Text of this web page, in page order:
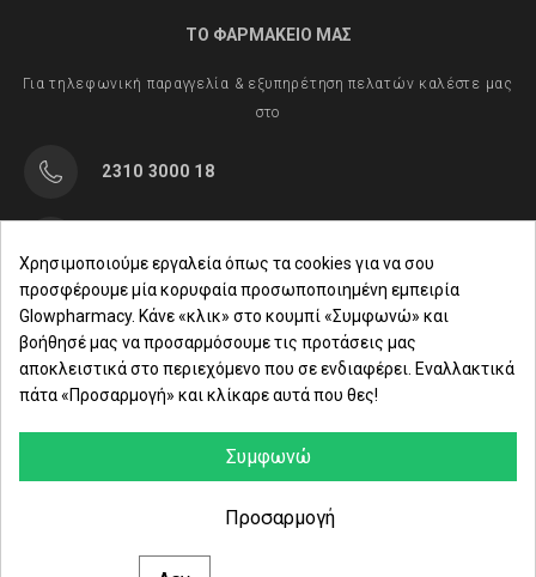
ΤΟ ΦΑΡΜΑΚΕΙΟ ΜΑΣ
Για τηλεφωνική παραγγελία & εξυπηρέτηση πελατών καλέστε μας
στο
2310 3000 18
Δευ. - Παρ.: 8:00 - 21:00
Σάββατο: 09:00-15:00
ΕΤΑΙΡΕΙΑ
Χρησιμοποιούμε εργαλεία όπως τα cookies για να σου
προσφέρουμε μία κορυφαία προσωποποιημένη εμπειρία
Glowpharmacy. Κάνε «κλικ» στο κουμπί «Συμφωνώ» και
βοήθησέ μας να προσαρμόσουμε τις προτάσεις μας
αποκλειστικά στο περιεχόμενο που σε ενδιαφέρει. Εναλλακτικά
πάτα «Προσαρμογή» και κλίκαρε αυτά που θες!
Συμφωνώ
Προσαρμογή